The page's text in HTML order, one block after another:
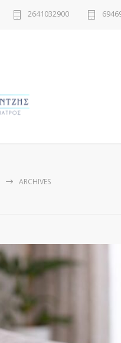
2641032900
ARCHIVES